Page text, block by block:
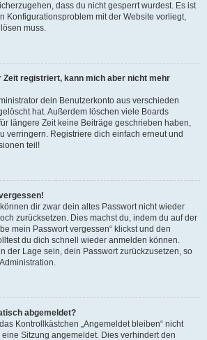
dass du nicht gesperrt wurdest. Es ist
Konfigurationsproblem mit der Website vorliegt,
muss.
Zeit registriert, kann mich aber nicht mehr
dein Benutzerkonto aus verschieden
hat. Außerdem löschen viele Boards
längere Zeit keine Beiträge geschrieben haben,
verringern. Registriere dich einfach erneut und
teil!
dir zwar dein altes Passwort nicht wieder
zurücksetzen. Dies machst du, indem du auf der
mein Passwort vergessen“ klickst und den
du dich schnell wieder anmelden können.
der Lage sein, dein Passwort zurückzusetzen, so
abgemeldet?
Kontrollkästchen „Angemeldet bleiben“ nicht
Sitzung angemeldet. Dies verhindert den